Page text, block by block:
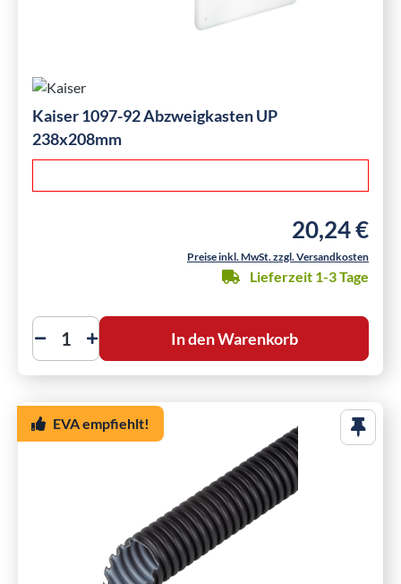
Kaiser 1097-92 Abzweigkasten UP
238x208mm
Regulärer
20,24 €
Preise inkl. MwSt. zzgl. Versandkosten
Lieferzeit 1-3 Tage
In den Warenkorb
EVA empfiehlt!